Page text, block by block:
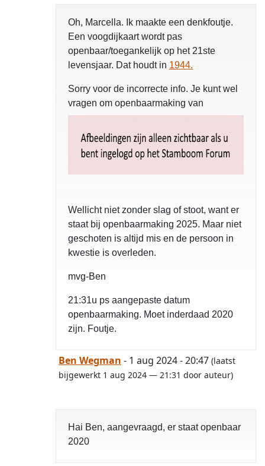
Oh, Marcella. Ik maakte een denkfoutje.
Een voogdijkaart wordt pas
openbaar/toegankelijk op het 21ste
levensjaar. Dat houdt in 1944.
Sorry voor de incorrecte info. Je kunt wel
vragen om openbaarmaking van
Wellicht niet zonder slag of stoot, want er
staat bij openbaarmaking 2025. Maar niet
geschoten is altijd mis en de persoon in
kwestie is overleden.
mvg-Ben
21:31u ps aangepaste datum
openbaarmaking. Moet inderdaad 2020
zijn. Foutje.
Ben Wegman - 1 aug 2024 - 20:47 (laatst
bijgewerkt 1 aug 2024 — 21:31 door auteur)
Hai Ben, aangevraagd, er staat openbaar
2020